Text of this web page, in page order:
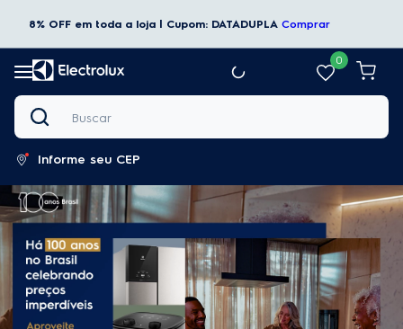
8% OFF em toda a loja | Cupom: DATADUPLA Comprar
0
Buscar
Informe seu CEP